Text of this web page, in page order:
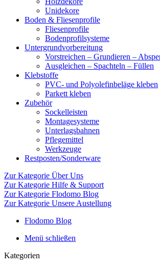
Unidekore
Boden & Fliesenprofile
Fliesenprofile
Bodenprofilsysteme
Untergrundvorbereitung
Vorstreichen – Grundieren –
Ausgleichen – Spachteln – Füllen
Klebstoffe
PVC- und Polyolefinbeläge kleben
Parkett kleben
Zubehör
Sockelleisten
Montagesysteme
Unterlagsbahnen
Pflegemittel
Werkzeuge
Restposten/Sonderware
Zur Kategorie Über Uns
Zur Kategorie Hilfe & Support
Zur Kategorie Flodomo Blog
Zur Kategorie Unsere Austellung
Flodomo Blog
Menü schließen
Kategorien